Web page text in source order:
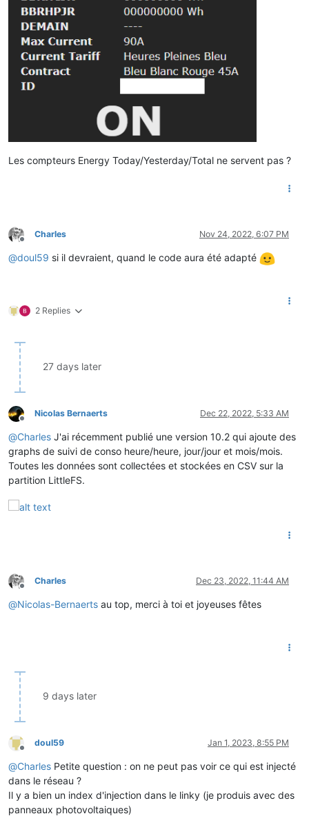
Les compteurs Energy Today/Yesterday/Total ne servent pas ?
Offline
Charles Nov 24, 2022, 6:07 PM
@doul59 si il devraient, quand le code aura été adapté
2 Replies
27 days later
Offline
Nicolas Bernaerts Dec 22, 2022, 5:33 AM
@Charles J'ai récemment publié une version 10.2 qui ajoute des
graphs de suivi de conso heure/heure, jour/jour et mois/mois.
Toutes les données sont collectées et stockées en CSV sur la
partition LittleFS.
Offline
Charles Dec 23, 2022, 11:44 AM
@Nicolas-Bernaerts au top, merci à toi et joyeuses fêtes
9 days later
Offline
doul59 Jan 1, 2023, 8:55 PM
@Charles Petite question : on ne peut pas voir ce qui est injecté
dans le réseau ?
Il y a bien un index d'injection dans le linky (je produis avec des
panneaux photovoltaiques)